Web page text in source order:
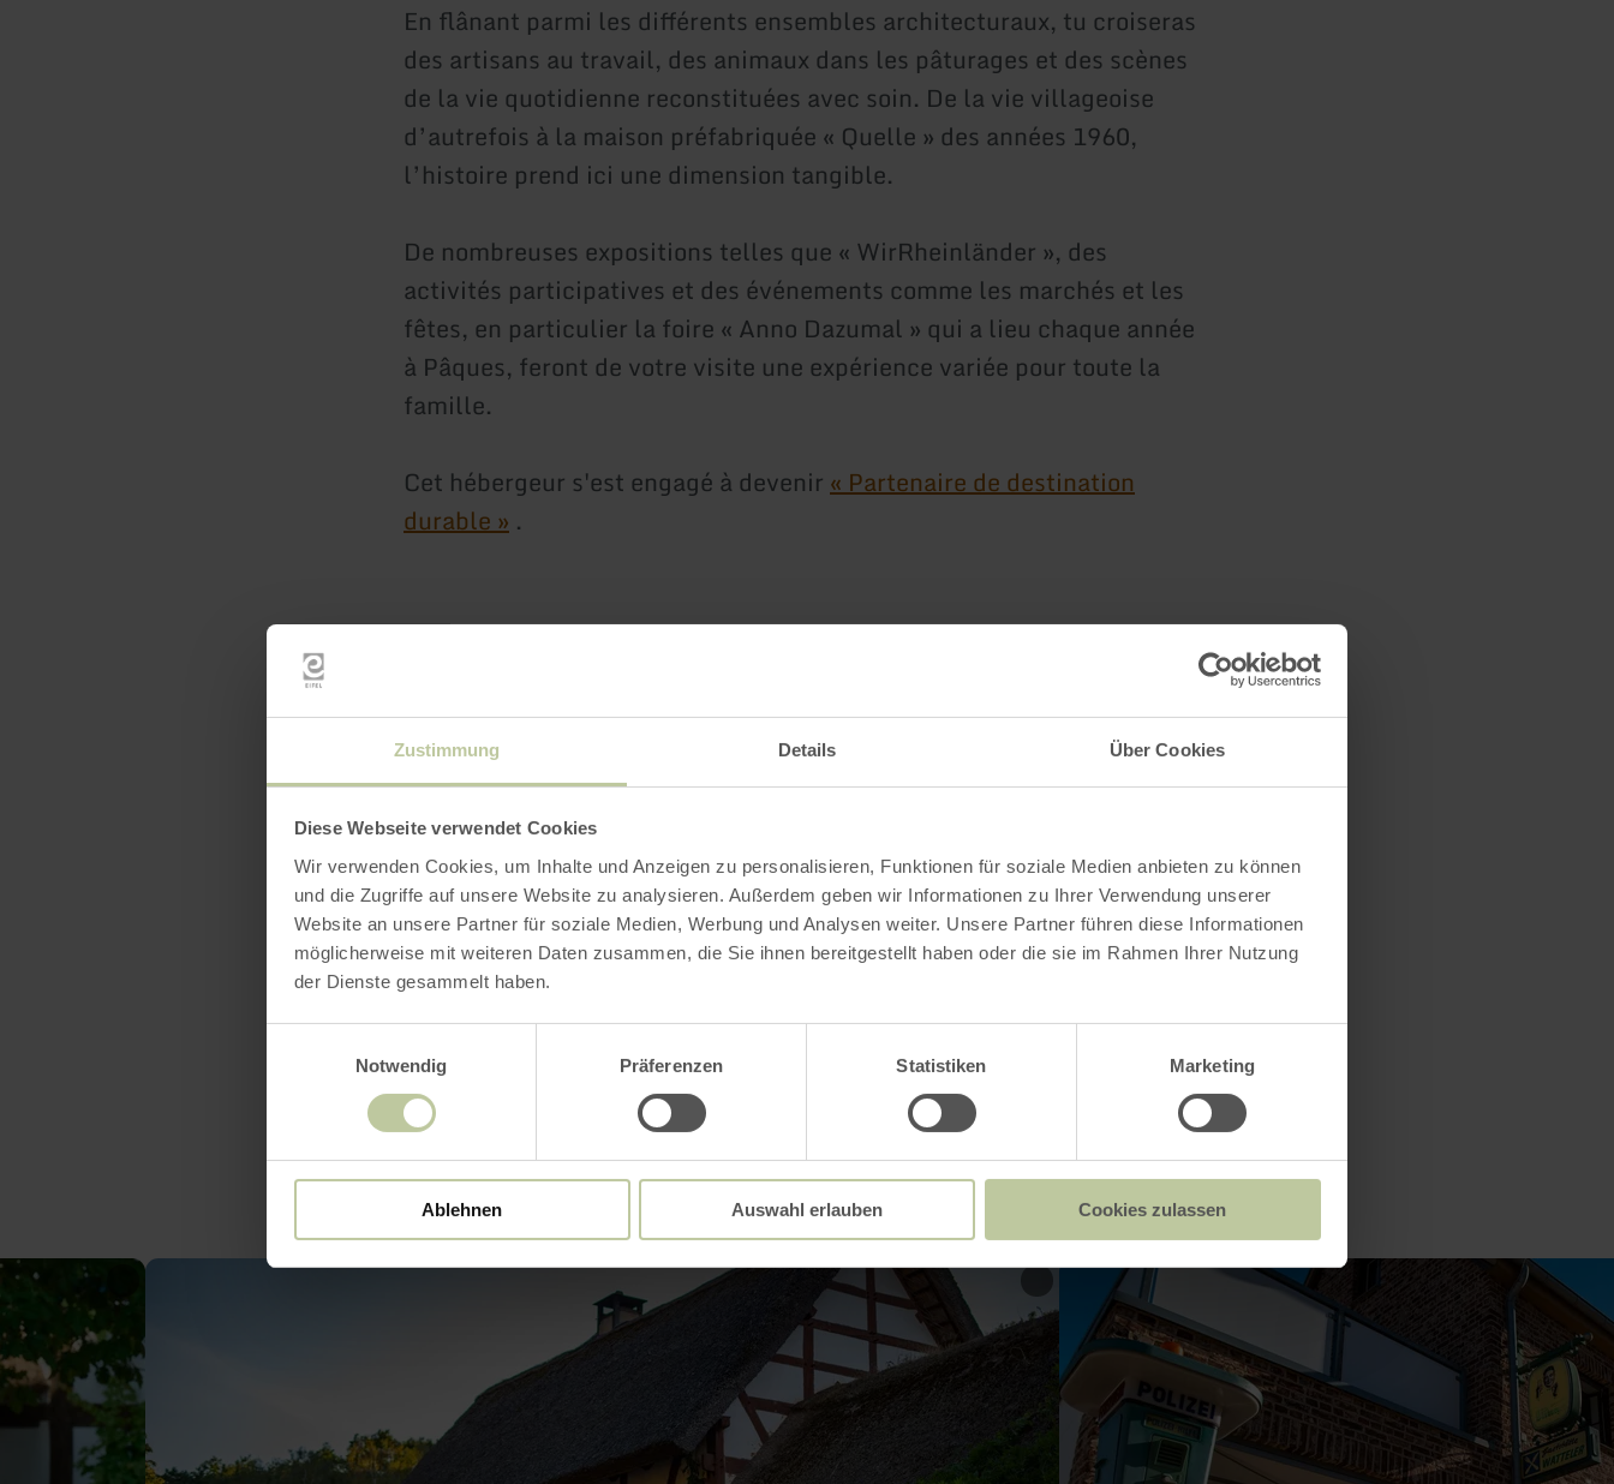
Zustimmung Details Über Cookies
Diese Webseite verwendet Cookies
Wir verwenden Cookies, um Inhalte und Anzeigen zu personalisieren, Funktionen für soziale Medien anbieten zu können
und die Zugriffe auf unsere Website zu analysieren. Außerdem geben wir Informationen zu Ihrer Verwendung unserer
Website an unsere Partner für soziale Medien, Werbung und Analysen weiter. Unsere Partner führen diese Informationen
möglicherweise mit weiteren Daten zusammen, die Sie ihnen bereitgestellt haben oder die sie im Rahmen Ihrer Nutzung
der Dienste gesammelt haben.
Notwendig
Präferenzen Statistiken Marketing
Ablehnen Auswahl erlauben Cookies zulassen
En flânant parmi les différents ensembles architecturaux, tu croiseras
des artisans au travail, des animaux dans les pâturages et des scènes
de la vie quotidienne reconstituées avec soin. De la vie villageoise
d’autrefois à la maison préfabriquée « Quelle » des années 1960,
l’histoire prend ici une dimension tangible.
De nombreuses expositions telles que « WirRheinländer », des
activités participatives et des événements comme les marchés et les
fêtes, en particulier la foire « Anno Dazumal » qui a lieu chaque année
à Pâques, feront de votre visite une expérience variée pour toute la
famille.
Cet hébergeur s'est engagé à devenir« Partenaire de destination
durable » .
Plus d'informations
Audioguide
Heures d'ouverture
Impressions